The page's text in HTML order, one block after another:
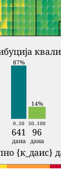
87%
14%
0..50 50..100
641 96
дана дана
{к_даис}